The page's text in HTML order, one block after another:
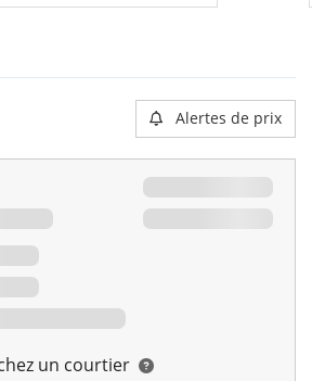
Alertes de prix
un courtier